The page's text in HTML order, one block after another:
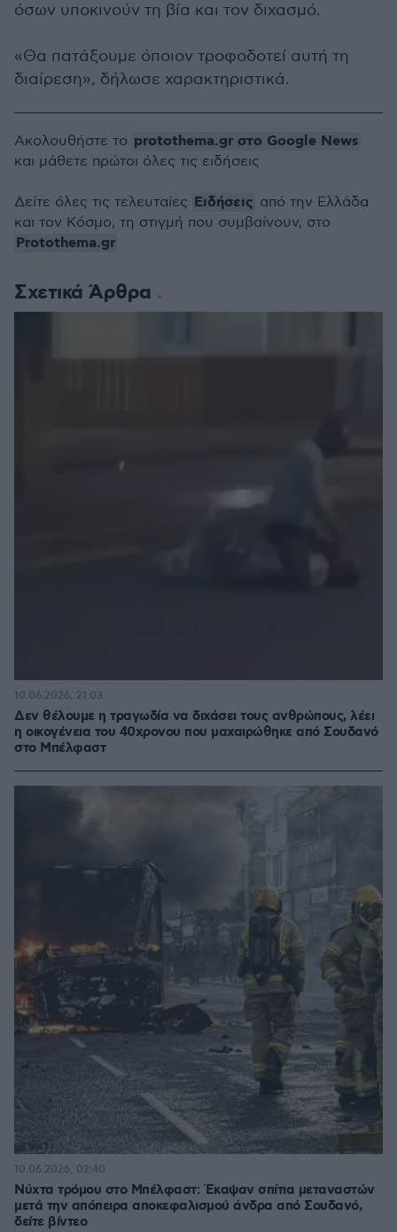
όσων υποκινούν τη βία και τον διχασμό.
«Θα πατάξουμε όποιον τροφοδοτεί αυτή τη
διαίρεση», δήλωσε χαρακτηριστικά.
Σχετικά Άρθρα
Δεν θέλουμε η τραγωδία να διχάσει τους ανθρώπους, λέει
η οικογένεια του 40χρονου που μαχαιρώθηκε από Σουδανό
στο Μπέλφαστ
10.06.2026, 21:03
Νύχτα τρόμου στο Μπέλφαστ: Έκαψαν σπίτια μεταναστών
μετά την απόπειρα αποκεφαλισμού άνδρα από Σουδανό,
δείτε βίντεο
10.06.2026, 02:40
Ακολουθήστε το protothema.gr στο Google News
και μάθετε πρώτοι όλες τις ειδήσεις
Δείτε όλες τις τελευταίες Ειδήσεις από την Ελλάδα
και τον Κόσμο, τη στιγμή που συμβαίνουν, στο
Protothema.gr